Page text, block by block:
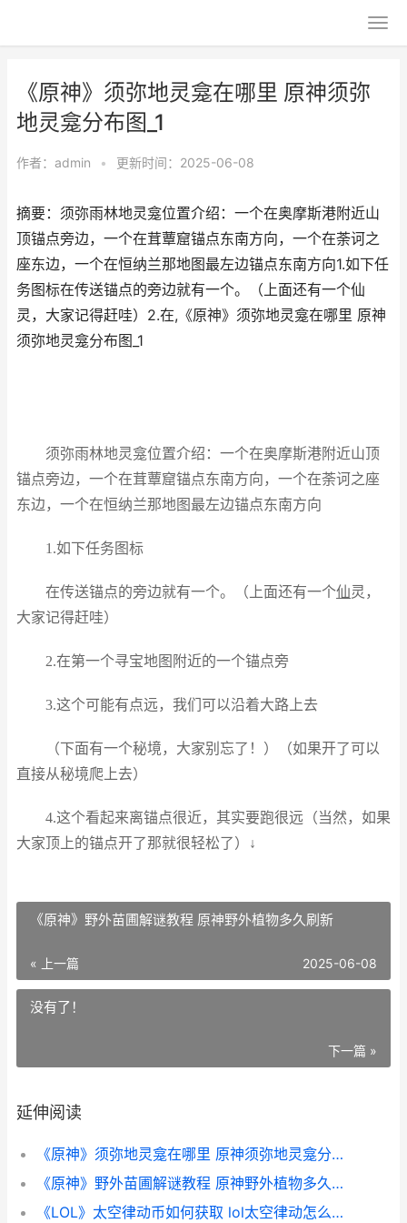
《原神》须弥地灵龛在哪里 原神须弥
地灵龛分布图_1
作者： admin • 更新时间：2025-06-08
摘要：须弥雨林地灵龛位置介绍：一个在奥摩斯港附近山
顶锚点旁边，一个在茸蕈窟锚点东南方向，一个在荼诃之
座东边，一个在恒纳兰那地图最左边锚点东南方向1.如下任
务图标在传送锚点的旁边就有一个。（上面还有一个仙
灵，大家记得赶哇）2.在,《原神》须弥地灵龛在哪里 原神
须弥地灵龛分布图_1
须弥雨林地灵龛位置介绍：一个在奥摩斯港附近山顶
锚点旁边，一个在茸蕈窟锚点东南方向，一个在荼诃之座
东边，一个在恒纳兰那地图最左边锚点东南方向
1.如下任务图标
在传送锚点的旁边就有一个。（上面还有一个仙灵，
大家记得赶哇）
2.在第一个寻宝地图附近的一个锚点旁
3.这个可能有点远，我们可以沿着大路上去
（下面有一个秘境，大家别忘了！）（如果开了可以
直接从秘境爬上去）
4.这个看起来离锚点很近，其实要跑很远（当然，如果
大家顶上的锚点开了那就很轻松了）↓
《原神》野外苗圃解谜教程 原神野外植物多久刷新
« 上一篇 2025-06-08
没有了！
下一篇 »
延伸阅读
《原神》须弥地灵龛在哪里 原神须弥地灵龛分布图_1
《原神》野外苗圃解谜教程 原神野外植物多久刷新
《LOL》太空律动币如何获取 lol太空律动怎么选阵营